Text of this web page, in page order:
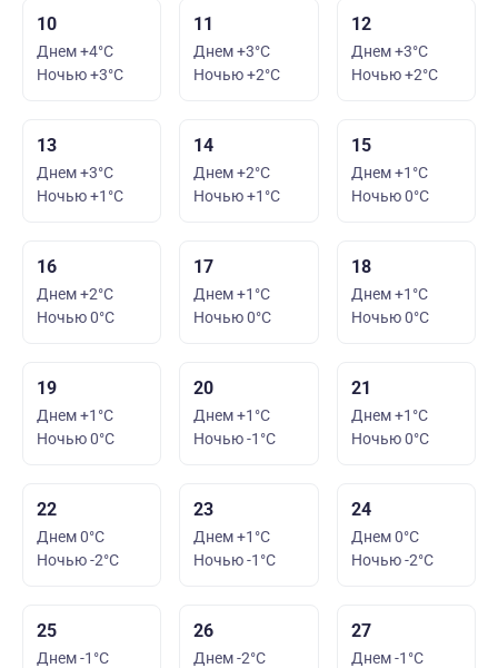
10
Днем +4°C
Ночью +3°C
11
Днем +3°C
Ночью +2°C
12
Днем +3°C
Ночью +2°C
13
Днем +3°C
Ночью +1°C
14
Днем +2°C
Ночью +1°C
15
Днем +1°C
Ночью 0°C
16
Днем +2°C
Ночью 0°C
17
Днем +1°C
Ночью 0°C
18
Днем +1°C
Ночью 0°C
19
Днем +1°C
Ночью 0°C
20
Днем +1°C
Ночью -1°C
21
Днем +1°C
Ночью 0°C
22
Днем 0°C
Ночью -2°C
23
Днем +1°C
Ночью -1°C
24
Днем 0°C
Ночью -2°C
25
Днем -1°C
26
Днем -2°C
27
Днем -1°C